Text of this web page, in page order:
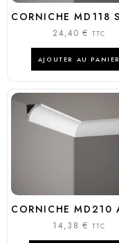
24,40€ TTC
AJOUTER AU PANIER
14,38€ TTC